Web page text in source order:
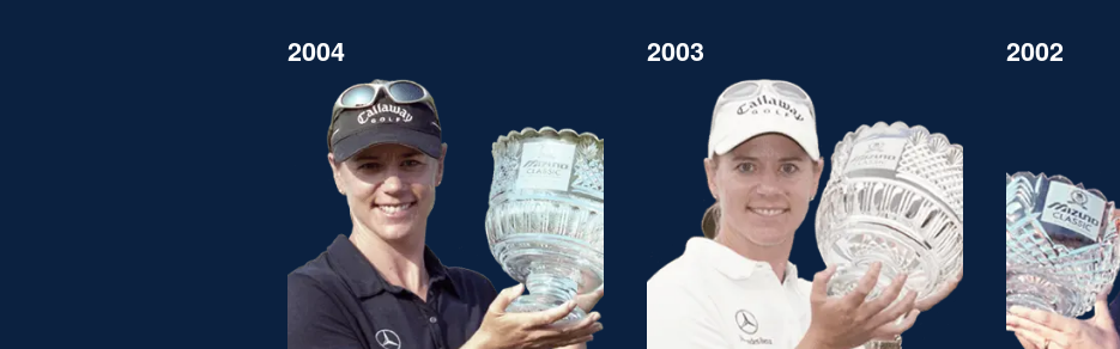
2004 2003 2002